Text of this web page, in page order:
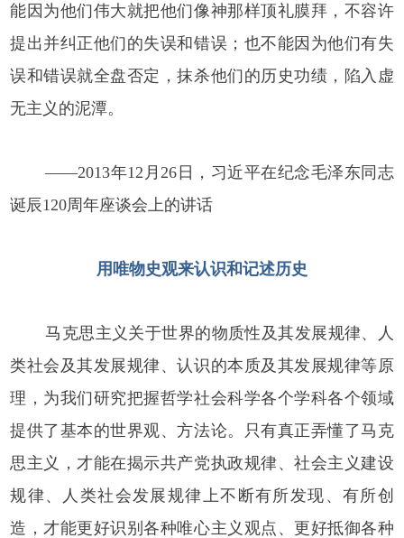
能因为他们伟大就把他们像神那样顶礼膜拜，不容许
提出并纠正他们的失误和错误；也不能因为他们有失
误和错误就全盘否定，抹杀他们的历史功绩，陷入虚
无主义的泥潭。
——2013年12月26日，习近平在纪念毛泽东同志
诞辰120周年座谈会上的讲话
用唯物史观来认识和记述历史
马克思主义关于世界的物质性及其发展规律、人
类社会及其发展规律、认识的本质及其发展规律等原
理，为我们研究把握哲学社会科学各个学科各个领域
提供了基本的世界观、方法论。只有真正弄懂了马克
思主义，才能在揭示共产党执政规律、社会主义建设
规律、人类社会发展规律上不断有所发现、有所创
造，才能更好识别各种唯心主义观点、更好抵御各种